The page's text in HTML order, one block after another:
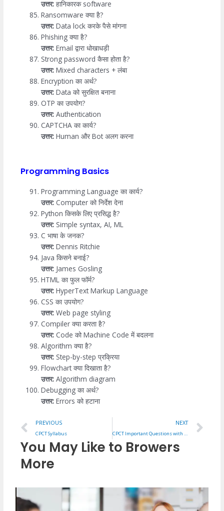
उत्तर: हानिकारक software
Ransomware क्या है?
उत्तर: Data lock करके पैसे मांगना
Phishing क्या है?
उत्तर: Email द्वारा धोखाधड़ी
Strong password कैसा होता है?
उत्तर: Mixed characters + लंबा
Encryption का अर्थ?
उत्तर: Data को सुरक्षित बनाना
OTP का उपयोग?
उत्तर: Authentication
CAPTCHA का कार्य?
उत्तर: Human और Bot अलग करना
Programming Basics
Programming Language का कार्य?
उत्तर: Computer को निर्देश देना
Python किसके लिए प्रसिद्ध है?
उत्तर: Simple syntax, AI, ML
C भाषा के जनक?
उत्तर: Dennis Ritchie
Java किसने बनाई?
उत्तर: James Gosling
HTML का फुल फॉर्म?
उत्तर: HyperText Markup Language
CSS का उपयोग?
उत्तर: Web page styling
Compiler क्या करता है?
उत्तर: Code को Machine Code में बदलना
Algorithm क्या है?
उत्तर: Step-by-step प्रक्रिया
Flowchart क्या दिखाता है?
उत्तर: Algorithm diagram
Debugging का अर्थ?
उत्तर: Errors को हटाना
Prev
PREVIOUS
CPCT Syllabus
NEXT
CPCT Important Questions with Answers (Set-2: Q101–Q200)
You May Like to Browers
More